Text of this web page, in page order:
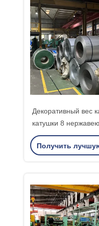
Декоративный вес
катушки 8
трубы 201 -
Получить